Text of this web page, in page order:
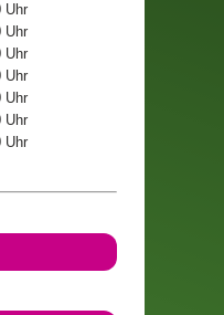
Uhr
Uhr
Uhr
Uhr
Uhr
Uhr
Uhr